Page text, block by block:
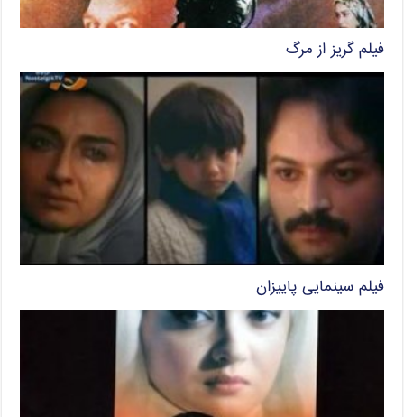
فیلم گریز از مرگ
فیلم سینمایی پاییزان